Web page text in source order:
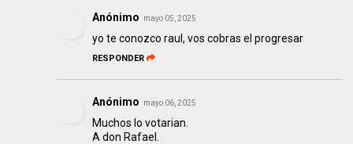
Anónimo mayo 05, 2025
yo te conozco raul, vos cobras el progresar
RESPONDER
Anónimo mayo 06, 2025
Muchos lo votarian.
A don Rafael.